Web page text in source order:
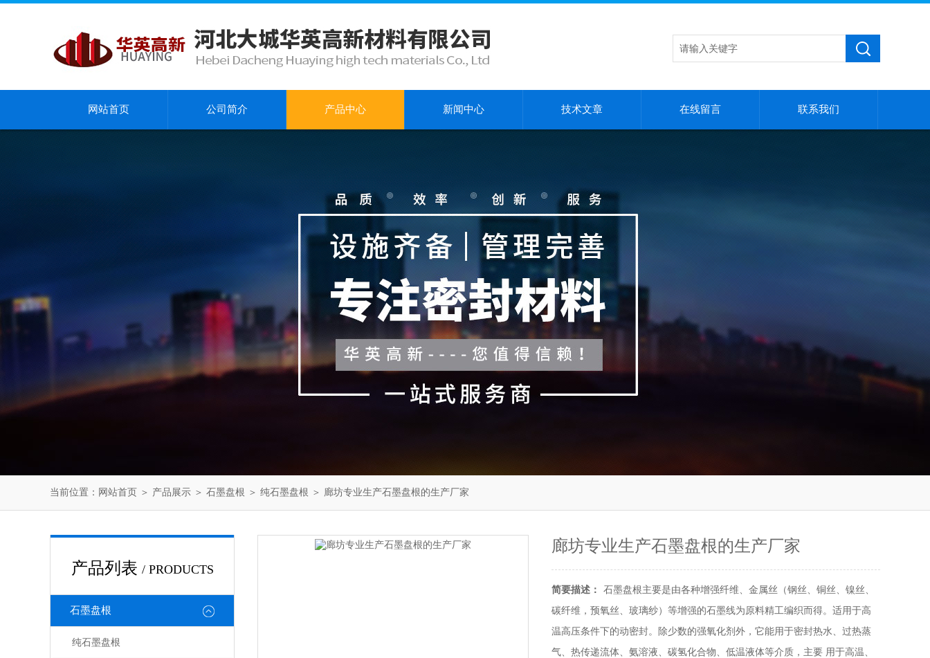
网站首页 公司简介 产品中心 新闻中心 技术文章 在线留言 联系我们
当前位置： 网站首页 ＞ 产品展示 ＞ 石墨盘根 ＞ 纯石墨盘根 ＞ 廊坊专业生产石墨盘根的生产厂家
产品列表 / PRODUCTS
石墨盘根
纯石墨盘根
廊坊专业生产石墨盘根的生产厂家
简要描述：
石墨盘根主要是由各种增强纤维、金属丝（钢丝、铜丝、镍丝、
碳纤维，预氧丝、玻璃纱）等增强的石墨线为原料精工编织而得。适用于高
温高压条件下的动密封。除少数的强氧化剂外，它能用于密封热水、过热蒸
气、热传递流体、氨溶液、碳氢化合物、低温液体等介质，主要 用于高温、